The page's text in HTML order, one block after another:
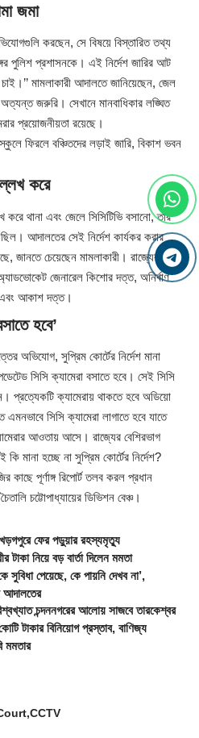
জমা
করছেন, সে বিষয়ে বিস্তারিত তথ্য
পুলিশ প্রশাসনকে। এই নির্দেশ জারির আট
মামলাকারী আদালতে জানিয়েছেন, জেল
অত্যন্ত জরুরি। সেখানে মানবাধিকার লঙ্ঘিত
প্রয়োজনীয়তা রয়েছে।
ফিরলে বঞ্চিতদের লড়াই জারি, বিকাশ ভবন
করে
থানা এবং জেলে সিসিটিভি বসানো, তার
আদালতের সেই নির্দেশ কার্যকর করার
জানতে চেয়েছেন মামলাকারী। রাজ্যের
জেনারেল কিশোর দত্ত, অনির্বাণ
এবং আকাশ দত্ত।
হবে’
অভিযোগ, সুপ্রিম কোর্টের নির্দেশ মানা
সিসি ক্যামেরা বসাতে হবে। সেই সিসি
প্রত্যেকটি ক্যামেরায় থাকতে হবে অডিয়ো
সিসি ক্যামেরা লাগাতে হবে যাতে
আওতায় আসে। রাজ্যের বেশিরভাগ
মানা হচ্ছে না সুপ্রিম কোর্টের নির্দেশ?‌
কাছে পূর্ণাঙ্গ রিপোর্ট তলব করল প্রধান
চট্টোপাধ্যায়ের ডিভিশন বেঞ্চ।
ফের পড়ুয়ার রহস্যমৃত্যু
নিয়ে বড় বার্তা দিলেন মমতা
পেয়েছে, কে পায়নি দেখব না’,
আদালতের
চন্দননগরের আলোয় সাজবে তারকেশ্বর
টাকার বিনিয়োগ প্রস্তাব, বাণিজ্য
মমতার
CCTV